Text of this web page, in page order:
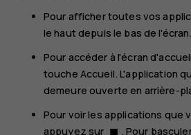
Pour afficher toutes vos
le haut depuis le bas de l'écran.
Pour accéder à l'écran
touche Accueil. L'application
demeure ouverte en arrière-
Pour voir les applications que
appuyez sur
. Pour